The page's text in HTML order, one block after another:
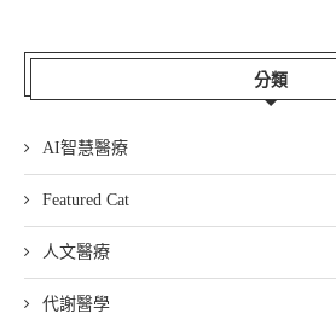
分類
AI智慧醫療
Featured Cat
人文醫療
代謝醫學